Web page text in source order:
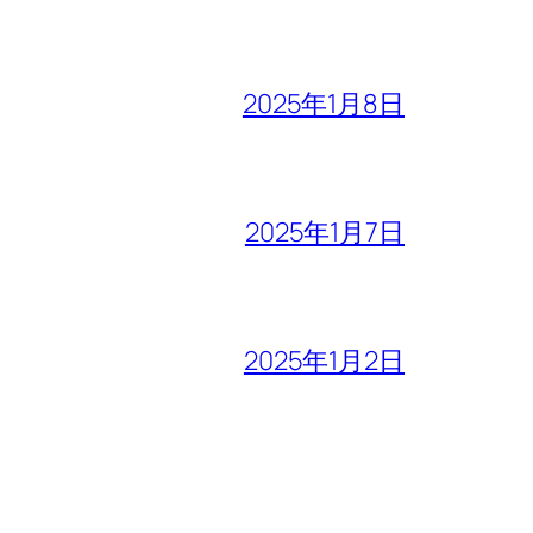
2025年1月8日
2025年1月7日
2025年1月2日